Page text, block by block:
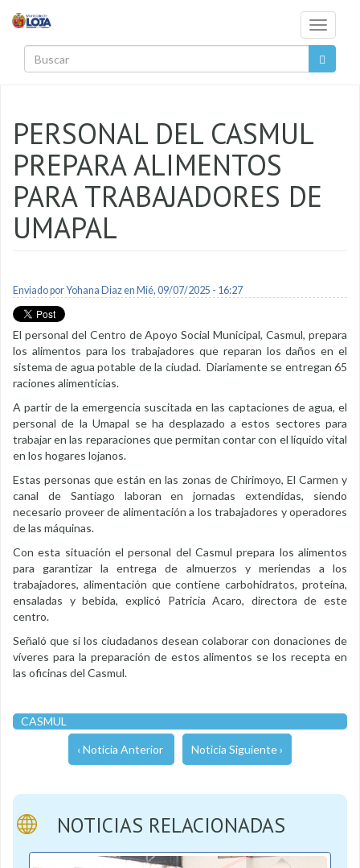
Toggle
PERSONAL DEL CASMUL
PREPARA ALIMENTOS
PARA TRABAJADORES DE
UMAPAL
Enviado porYohana Diazen Mié, 09/07/2025 - 16:27
El personal del Centro de Apoyo Social Municipal, Casmul, prepara
los alimentos para los trabajadores que reparan los daños en el
sistema de agua potable de la ciudad. Diariamente se entregan 65
raciones alimenticias.
A partir de la emergencia suscitada en las captaciones de agua, el
personal de la Umapal se ha desplazado a estos sectores para
trabajar en las reparaciones que permitan contar con el líquido vital
en los hogares lojanos.
Estas personas que están en las zonas de Chirimoyo, El Carmen y
canal de Santiago laboran en jornadas extendidas, siendo
necesario proveer de alimentación a los trabajadores y operadores
de las máquinas.
Con esta situación el personal del Casmul prepara los alimentos
para garantizar la entrega de almuerzos y meriendas a los
trabajadores, alimentación que contiene carbohidratos, proteína,
ensaladas y bebida, explicó Patricia Acaro, directora de este
centro.
Señaló que si los ciudadanos desean colaborar con donaciones de
víveres para la preparación de estos alimentos se los recepta en
las oficinas del Casmul.
CASMUL
‹ Noticia Anterior Noticia Siguiente ›
NOTICIAS RELACIONADAS